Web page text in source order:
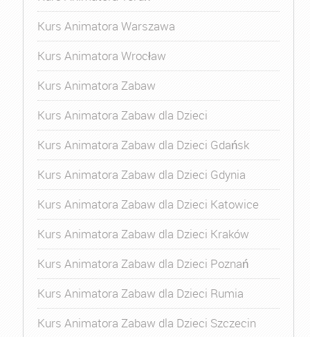
Kurs Animatora Warszawa
Kurs Animatora Wrocław
Kurs Animatora Zabaw
Kurs Animatora Zabaw dla Dzieci
Kurs Animatora Zabaw dla Dzieci Gdańsk
Kurs Animatora Zabaw dla Dzieci Gdynia
Kurs Animatora Zabaw dla Dzieci Katowice
Kurs Animatora Zabaw dla Dzieci Kraków
Kurs Animatora Zabaw dla Dzieci Poznań
Kurs Animatora Zabaw dla Dzieci Rumia
Kurs Animatora Zabaw dla Dzieci Szczecin